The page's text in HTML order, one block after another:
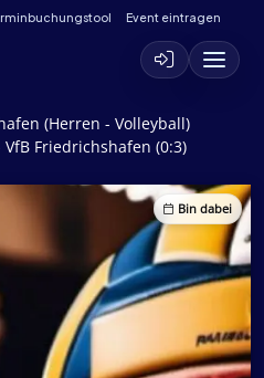
Event eintragen
(Herren - Volleyball)
VfB Friedrichshafen (0:3)
Bin dabei